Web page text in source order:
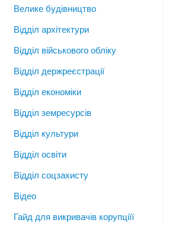
Велике будівництво
Відділ архітектури
Відділ військового обліку
Відділ держреєстрації
Відділ економіки
Відділ земресурсів
Відділ культури
Відділ освіти
Відділ соцзахисту
Відео
Гайд для викривачів корупціїї